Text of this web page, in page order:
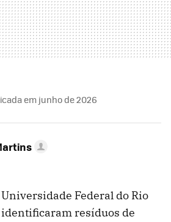
em junho de 2026
Federal do Rio
identificaram resíduos de